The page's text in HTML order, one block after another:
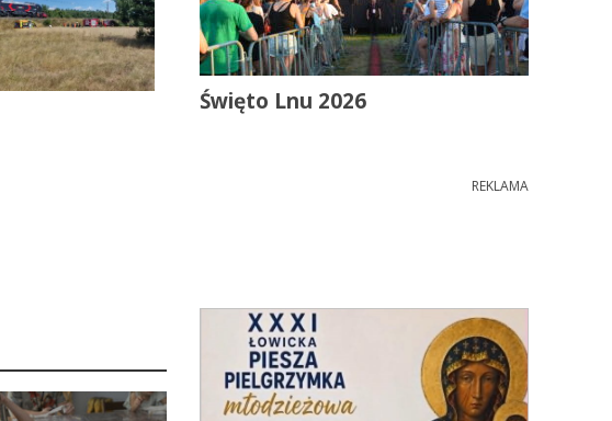
Święto Lnu 2026
REKLAMA